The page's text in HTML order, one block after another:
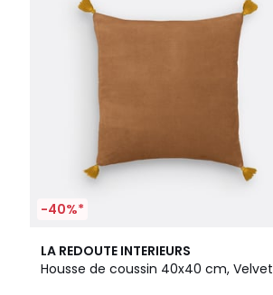
-40%*
LA REDOUTE INTERIEURS
Housse de coussin 40x40 cm, Velvet
4,6
/ 5
10
Couleurs